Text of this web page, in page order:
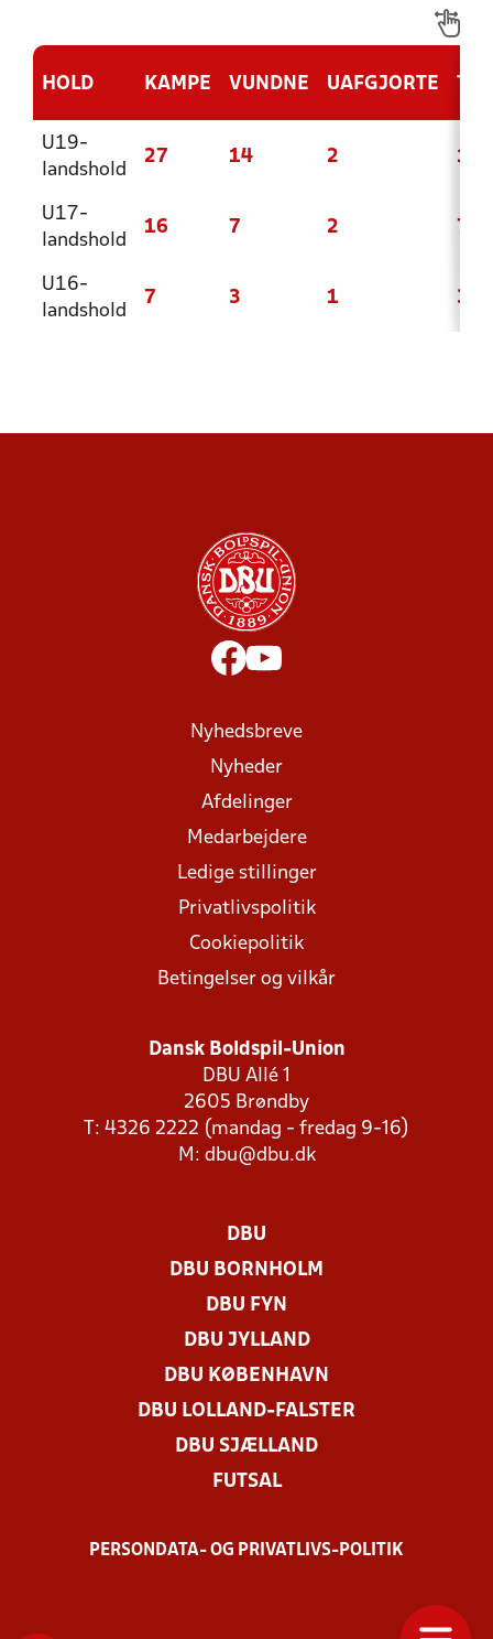
HOLD KAMPE VUNDNE UAFGJORTE
U19-
landshold
27 14 2 11
U17-
landshold
16 7 2 7
U16-
landshold
7 3 1 3
Nyhedsbreve
Nyheder
Afdelinger
Medarbejdere
Ledige stillinger
Privatlivspolitik
Cookiepolitik
Betingelser og vilkår
Dansk Boldspil-Union
DBU Allé 1
2605 Brøndby
T: 4326 2222 (mandag - fredag 9-16)
M: dbu@dbu.dk
DBU
DBU BORNHOLM
DBU FYN
DBU JYLLAND
DBU KØBENHAVN
DBU LOLLAND-FALSTER
DBU SJÆLLAND
FUTSAL
PERSONDATA- OG PRIVATLIVS-POLITIK